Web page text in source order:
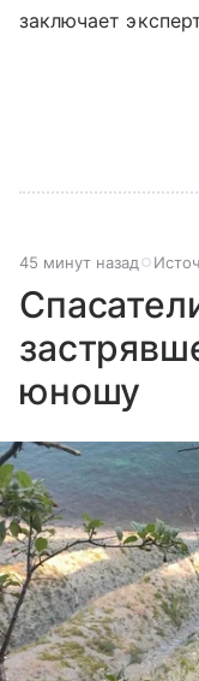
заключает
45 минут назад
юношу